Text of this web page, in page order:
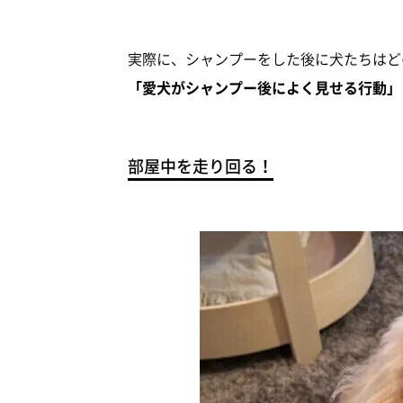
実際に、シャンプーをした後に犬たちは
「愛犬がシャンプー後によく見せる行動」
部屋中を走り回る！